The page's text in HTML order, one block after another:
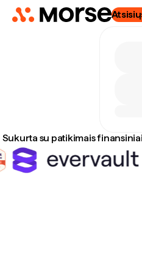
Sukurta su patikimais